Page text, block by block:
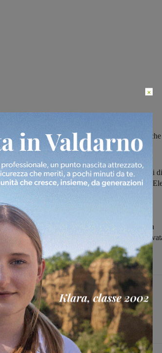
per le finali nazionali di Pesaro sia la squadra che
prime gare” che le allieve di seconda fascia
si è qualificata alle finali nazionali di
Il gruppo composto da Asia Guivizzani,
il campionato regionale "Trofeo prime
così il pass per la fase che mette in palio il
dicesi per leallieve di seconda fascia
Arianna
ed Elena Santoni, la cui qualificazione è
posto nella prova regionale di categoria.
Michele Bossini
×